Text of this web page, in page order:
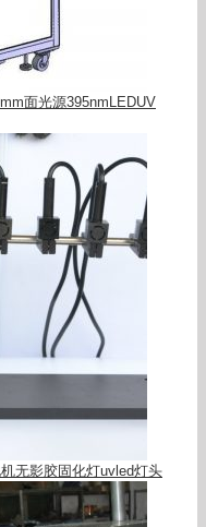
面光源395nmLEDUV
无影胶固化灯uvled灯头